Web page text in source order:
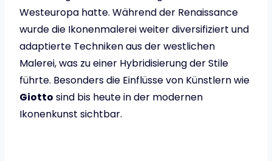
Westeuropa hatte. Während der Renaissance
wurde die Ikonenmalerei weiter diversifiziert und
adaptierte Techniken aus der westlichen
Malerei, was zu einer Hybridisierung der Stile
führte. Besonders die Einflüsse von Künstlern wie
Giotto sind bis heute in der modernen
Ikonenkunst sichtbar.